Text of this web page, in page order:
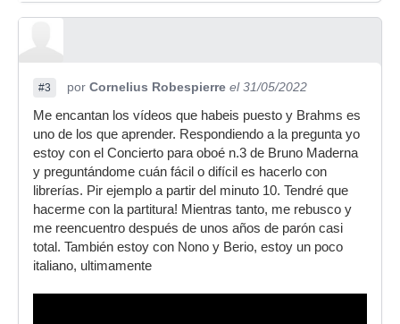
#3 por Cornelius Robespierre el 31/05/2022
Me encantan los vídeos que habeis puesto y Brahms es
uno de los que aprender. Respondiendo a la pregunta yo
estoy con el Concierto para oboé n.3 de Bruno Maderna
y preguntándome cuán fácil o difícil es hacerlo con
librerías. Pir ejemplo a partir del minuto 10. Tendré que
hacerme con la partitura! Mientras tanto, me rebusco y
me reencuentro después de unos años de parón casi
total. También estoy con Nono y Berio, estoy un poco
italiano, ultimamente